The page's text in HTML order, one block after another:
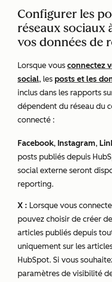
Configurer les
réseaux sociaux
vos données de
Lorsque vous connectez
social, les posts et les
inclus dans les rapports
dépendent du réseau du
connecté :
Facebook, Instagram,
posts publiés depuis
social externe seront
reporting.
X : Lorsque vous
pouvez choisir de créer
articles publiés depuis
uniquement sur les
HubSpot. Si vous
paramètres de visibilité